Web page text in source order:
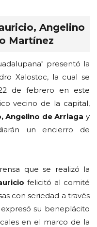
Angelino
Martínez
presentó la
Xalostoc, la cual se
de febrero en este
vecino de la capital,
Angelino de Arriagay
un encierro de
que se realizó la
felicitó al comité
con seriedad a través
su beneplácito
en el marco de la